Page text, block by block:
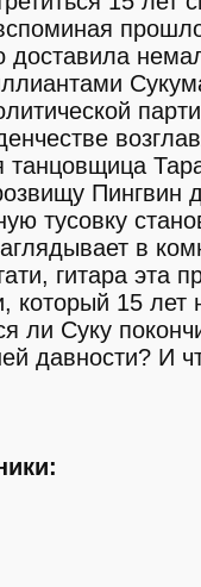
доставила
Пингвин
тусовку
в
гитара эта
который 15
ли Суку
давности? И